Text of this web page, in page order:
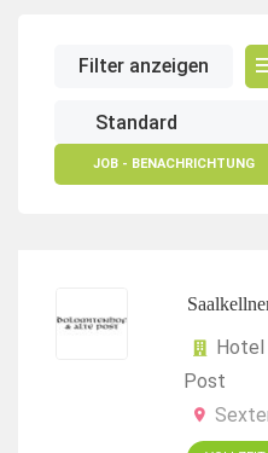
Filter anzeigen
JOB - BENACHRICHTUNG
Hotel
Post